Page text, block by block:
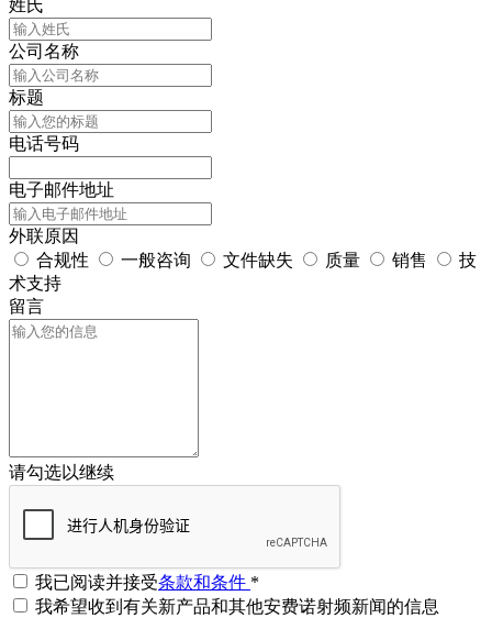
姓氏
公司名称
标题
电话号码
电子邮件地址
外联原因
合规性
一般咨询 文件缺失 质量 销售
技
术支持
留言
请勾选以继续
我已阅读并接受条款和条件 *
我希望收到有关新产品和其他安费诺射频新闻的信息